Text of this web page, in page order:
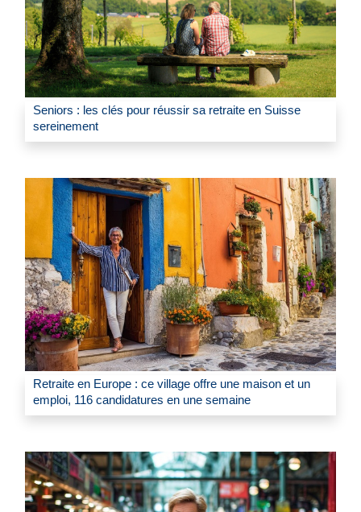
Seniors : les clés pour réussir sa retraite en Suisse
sereinement
Retraite en Europe : ce village offre une maison et un
emploi, 116 candidatures en une semaine